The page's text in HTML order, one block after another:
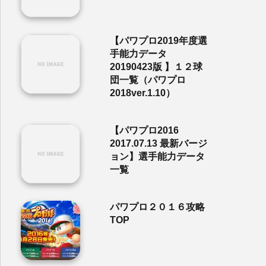
【パワプロ2019年度選
手能力データ
20190423版 】１２球
団一覧（パワプロ
2018ver.1.10）
【パワプロ2016
2017.07.13 最新バージ
ョン】選手能力データ
一覧
パワプロ２０１６攻略
TOP